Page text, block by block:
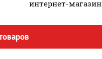
интернет-магазин